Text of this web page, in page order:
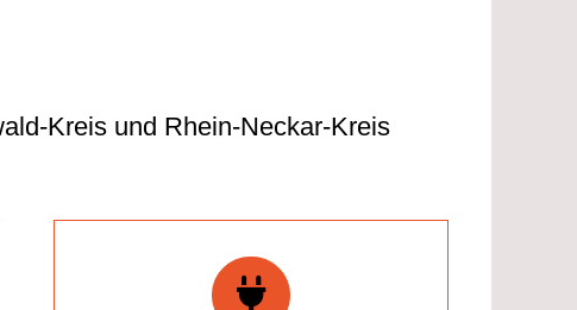
Kreis und Rhein-Neckar-Kreis